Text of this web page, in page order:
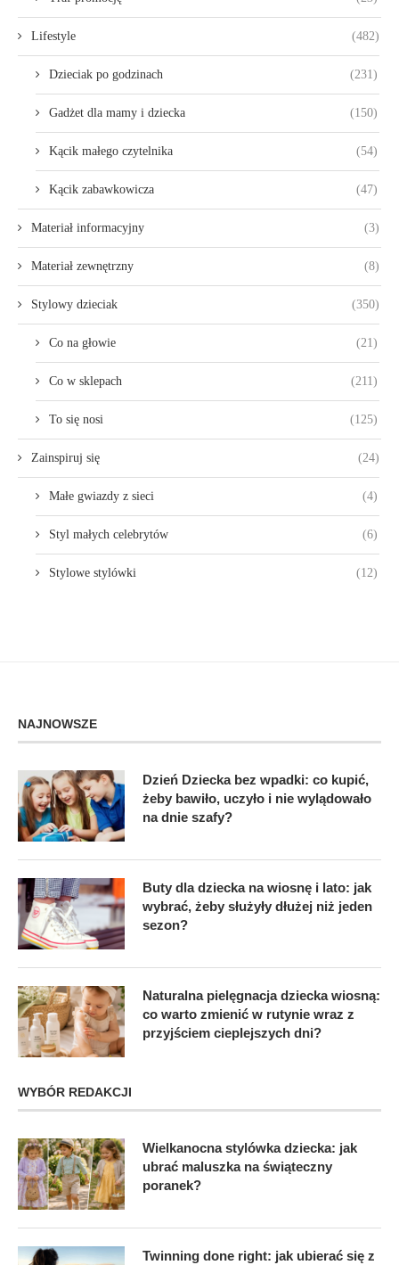
Lifestyle (482)
Dzieciak po godzinach (231)
Gadżet dla mamy i dziecka (150)
Kącik małego czytelnika (54)
Kącik zabawkowicza (47)
Materiał informacyjny (3)
Materiał zewnętrzny (8)
Stylowy dzieciak (350)
Co na głowie (21)
Co w sklepach (211)
To się nosi (125)
Zainspiruj się (24)
Małe gwiazdy z sieci (4)
Styl małych celebrytów (6)
Stylowe stylówki (12)
NAJNOWSZE
Dzień Dziecka bez wpadki: co kupić,
żeby bawiło, uczyło i nie wylądowało
na dnie szafy?
Buty dla dziecka na wiosnę i lato: jak
wybrać, żeby służyły dłużej niż jeden
sezon?
Naturalna pielęgnacja dziecka wiosną:
co warto zmienić w rutynie wraz z
przyjściem cieplejszych dni?
WYBÓR REDAKCJI
Wielkanocna stylówka dziecka: jak
ubrać maluszka na świąteczny
poranek?
Twinning done right: jak ubierać się z